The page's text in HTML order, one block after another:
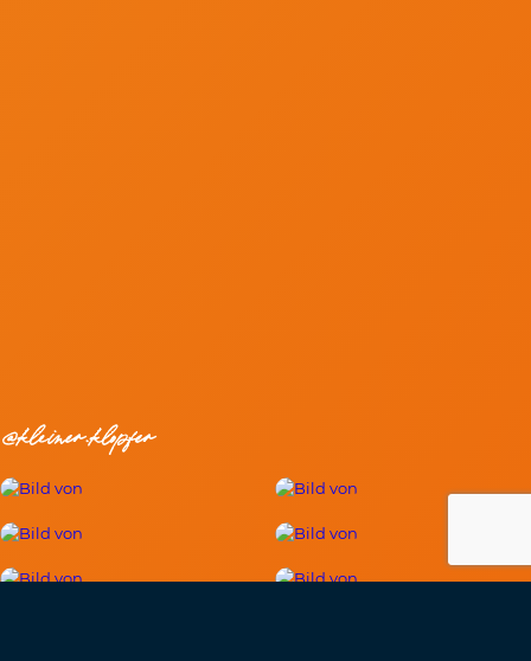
@kleiner.klopfer